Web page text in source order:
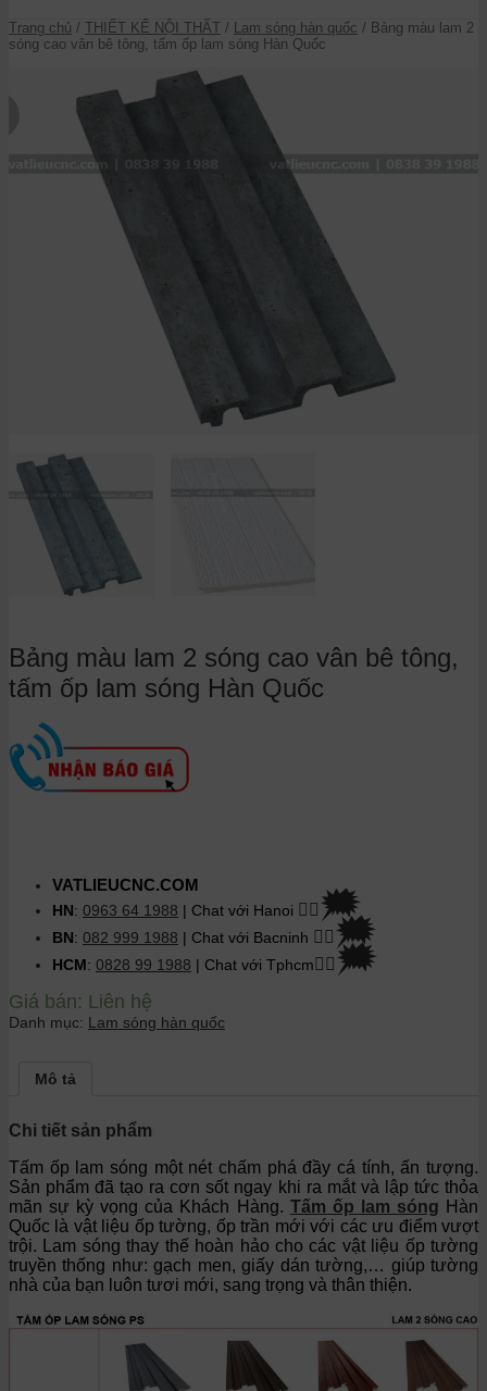
Trang chủ / THIẾT KẾ NỘI THẤT / Lam sóng hàn quốc / Bảng màu lam 2
sóng cao vân bê tông, tấm ốp lam sóng Hàn Quốc
Bảng màu lam 2 sóng cao vân bê tông,
tấm ốp lam sóng Hàn Quốc
VATLIEUCNC.COM
HN: 0963 64 1988 | Chat với Hanoi 👉🏽 🗯
BN: 082 999 1988 | Chat với Bacninh 👉🏽 🗯
HCM: 0828 99 1988 | Chat với Tphcm👉🏽 🗯
Giá bán: Liên hệ
Danh mục: Lam sóng hàn quốc
Mô tả
Chi tiết sản phẩm
Tấm ốp lam sóng một nét chấm phá đầy cá tính, ấn tượng.
Sản phẩm đã tạo ra cơn sốt ngay khi ra mắt và lập tức thỏa
mãn sự kỳ vọng của Khách Hàng. Tấm ốp lam sóng Hàn
Quốc là vật liệu ốp tường, ốp trần mới với các ưu điểm vượt
trội. Lam sóng thay thế hoàn hảo cho các vật liệu ốp tường
truyền thống như: gạch men, giấy dán tường,… giúp tường
nhà của bạn luôn tươi mới, sang trọng và thân thiện.